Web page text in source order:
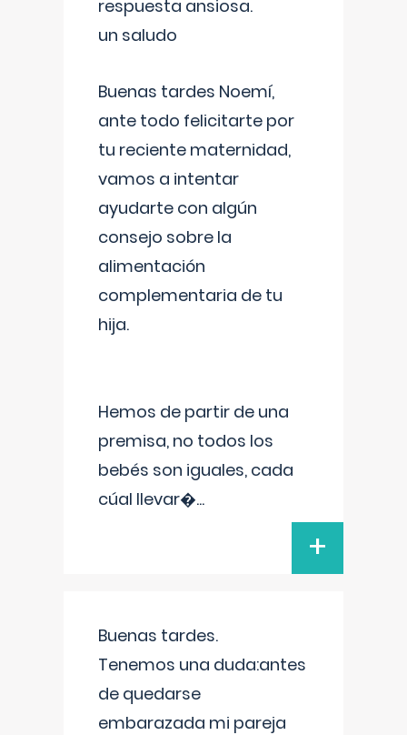
respuesta ansiosa.
un saludo
Buenas tardes Noemí,
ante todo felicitarte por
tu reciente maternidad,
vamos a intentar
ayudarte con algún
consejo sobre la
alimentación
complementaria de tu
hija.
Hemos de partir de una
premisa, no todos los
bebés son iguales, cada
cúal llevar�...
+
Buenas tardes.
Tenemos una duda:antes
de quedarse
embarazada mi pareja